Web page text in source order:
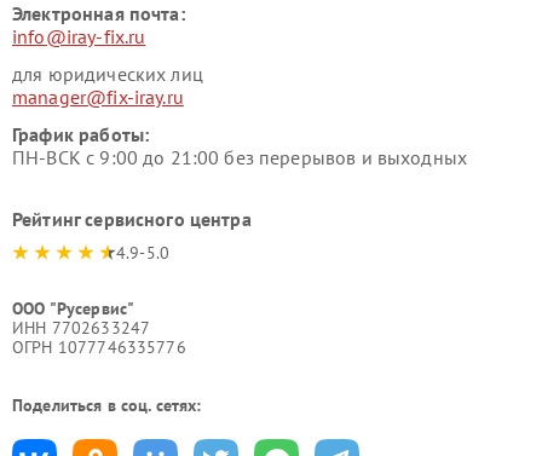
Электронная почта:
info@iray-fix.ru
для юридических лиц
manager@fix-iray.ru
График работы:
ПН-ВСК с 9:00 до 21:00 без перерывов и выходных
Рейтинг сервисного центра
4.9-5.0
ООО "Русервис"
ИНН 7702633247
ОГРН 1077746335776
Поделиться в соц. сетях: